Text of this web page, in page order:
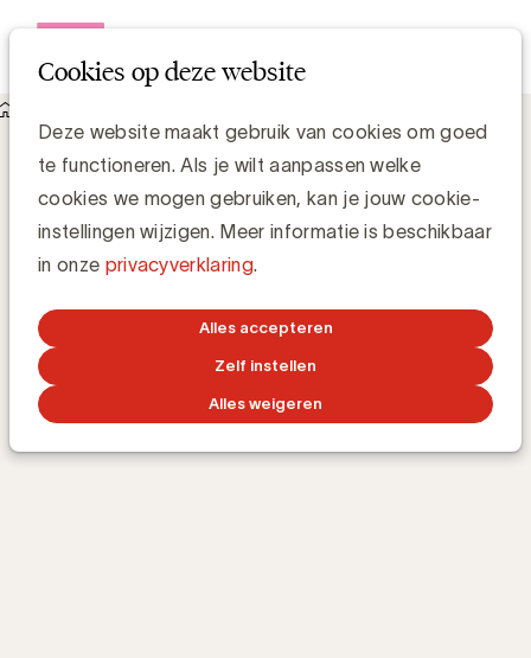
Cookies op deze website
Deze website maakt gebruik van cookies om goed
te functioneren. Als je wilt aanpassen welke
cookies we mogen gebruiken, kan je jouw cookie-
instellingen wijzigen. Meer informatie is beschikbaar
in onze privacyverklaring.
Alles accepteren
Zelf instellen
Alles weigeren
Avoid Greenwashing
Hoe greenwashing in je communicatie te
detecteren en te vermijden
TRAINING 24/7 31m BYLINA CORRIGAN